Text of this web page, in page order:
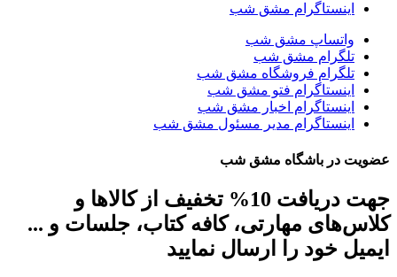
اینستاگرام مشق شب
واتساپ مشق شب
تلگرام مشق شب
تلگرام فروشگاه مشق شب
اینستاگرام فتو مشق شب
اینستاگرام اخبار مشق شب
اینستاگرام مدیر مسئول مشق شب
عضویت در باشگاه مشق شب
جهت دریافت 10% تخفیف از کالاها و
کلاس‌های مهارتی، کافه کتاب، جلسات و ...
ایمیل خود را ارسال نمایید